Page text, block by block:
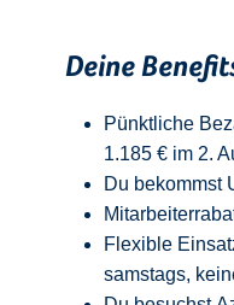
Deine
Pünktliche
1.185 € im 2.
Du bekommst
Flexible
samstags,